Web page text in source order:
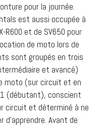
pour la journée.
est aussi occupée à
R600 et de SV650 pour
de moto lors de
sont groupés en trois
et avancé)
moto (sur circuit et en
1 (débutant), conscient
circuit et déterminé à ne
d’apprendre. Avant de